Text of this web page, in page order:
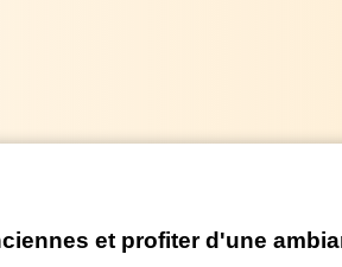
et profiter d'une